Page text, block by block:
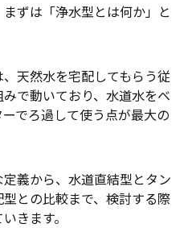
然水には及ばない
期メンテナンスが必須でコス
が必要で置き場所も制限され
24時間稼働でじわじわかか
ずは「浄水型とは何か」と
天然水を宅配してもらう従
で動いており、水道水をベ
でろ過して使う点が最大の
義から、水道直結型とタン
との比較まで、検討する際
きます。